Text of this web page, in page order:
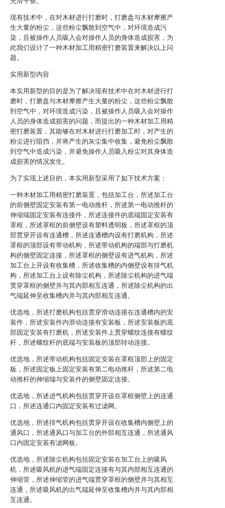
现有技术中，在对木材进行打磨时，打磨盘与木材摩擦产
生大量的粉尘，这些粉尘飘散到空气中，对环境造成污
染，且被操作人员吸入会对操作人员的身体造成损害，为
此我们设计了一种木材加工用精密打磨装置来解决以上问
题。
实用新型内容
本实用新型的目的是为了解决现有技术中在对木材进行打
磨时，打磨盘与木材摩擦产生大量的粉尘，这些粉尘飘散
到空气中，对环境造成污染，且被操作人员吸入会对操作
人员的身体造成损害的问题，而提出的一种木材加工用精
密打磨装置，其能够在对木材进行打磨加工时，对产生的
粉尘进行阻挡，并将产生的灰尘集中收集，避免粉尘飘散
到空气中造成污染，并避免操作人员吸入粉尘对其身体造
成损害的情况发生。
为了实现上述目的，本实用新型采用了如下技术方案：
一种木材加工用精密打磨装置，包括加工台，所述加工台
的前侧壁固定安装有第一电动推杆，所述第一电动推杆的
伸缩端固定安装有连接件，所述连接件的底端固定安装有
罩框，所述罩框的前侧壁设有塑料透明板，所述罩框的顶
部贯穿开设有连通槽，所述连通槽内设有打磨机构，所述
罩框的顶部设有带动机构，所述带动机构的端部与打磨机
构的侧壁固定连接，所述罩框的侧壁设有进气机构，所述
加工台上开设有收集槽，所述收集槽的内侧壁设有排气机
构，所述加工台上设有除尘机构，所述除尘机构的进气端
贯穿罩框的侧壁并与其内部相互连通，所述除尘机构的出
气端延伸至收集槽内并与其内部相互连通。
优选地，所述打磨机构包括贯穿滑动连接在连通槽内的安
装件，所述安装件内滑动连接有安装板，所述安装板的底
部固定安装有打磨机，所述安装件上贯穿螺纹连接有螺纹
杆，所述螺纹杆的底端与安装板的顶部转动连接。
优选地，所述带动机构包括固定安装在罩框顶部上的固定
板，所述固定板上固定安装有第二电动推杆，所述第二电
动推杆的伸缩端与安装件的侧壁固定连接。
优选地，所述进气机构包括贯穿开设在罩框侧壁上的连通
口，所述连通口内固定安装有过滤网。
优选地，所述排气机构包括贯穿开设在收集槽内侧壁上的
通风口，所述通风口与加工台的外部相互连通，所述通风
口内固定安装有滤网板。
优选地，所述除尘机构包括固定安装在加工台上的吸风
机，所述吸风机的进气端固定连接有与其内部相互连通的
伸缩管，所述伸缩管的进气端贯穿罩框的侧壁并与其相互
连通，所述吸风机的出气端延伸至收集槽内并与其内部相
互连通。